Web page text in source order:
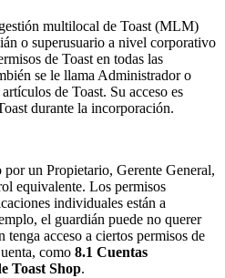
multilocal de Toast (MLM)
o superusuario a nivel corporativo
de Toast en todas las
se le llama Administrador o
de Toast. Su acceso es
durante la incorporación.
un Propietario, Gerente General,
equivalente. Los permisos
individuales están a
el guardián puede no querer
tenga acceso a ciertos permisos de
como 8.1 Cuentas
Toast Shop.